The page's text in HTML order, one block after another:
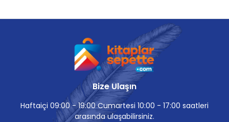
Bize Ulaşın
Haftaiçi 09:00 - 19:00 Cumartesi 10:00 - 17:00 saatleri
arasında ulaşabilirsiniz.